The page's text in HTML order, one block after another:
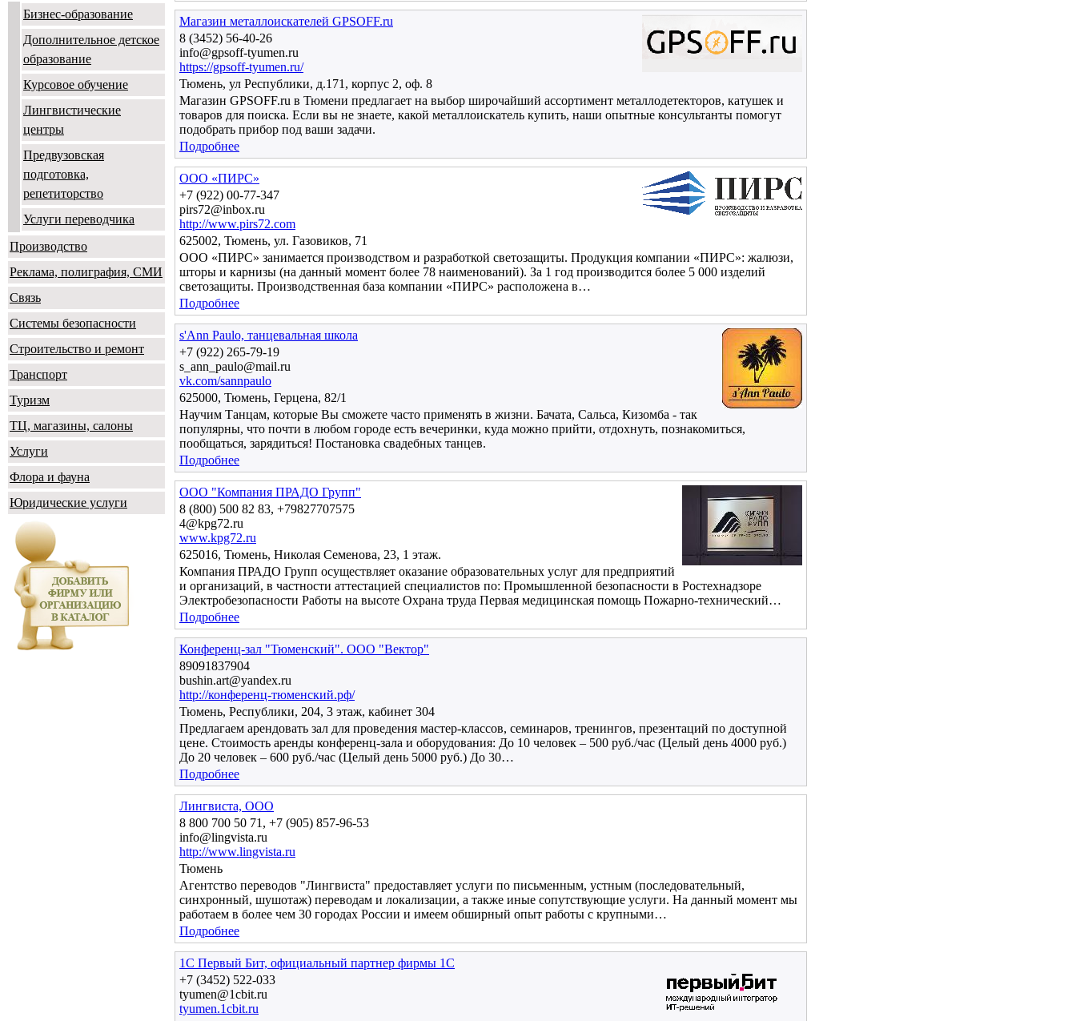
Бизнес-образование
Дополнительное детское
образование
Курсовое обучение
Лингвистические
центры
Предвузовская
подготовка,
репетиторство
Услуги переводчика
Производство
Реклама, полиграфия, СМИ
Связь
Системы безопасности
Строительство и ремонт
Транспорт
Туризм
ТЦ, магазины, салоны
Услуги
Флора и фауна
Юридические услуги
Магазин металлоискателей GPSOFF.ru
8 (3452) 56-40-26
info@gpsoff-tyumen.ru
https://gpsoff-tyumen.ru/
Тюмень, ул Республики, д.171, корпус 2, оф. 8
Магазин GPSOFF.ru в Тюмени предлагает на выбор широчайший ассортимент металлодетекторов, катушек и
товаров для поиска. Если вы не знаете, какой металлоискатель купить, наши опытные консультанты помогут
подобрать прибор под ваши задачи.
Подробнее
ООО «ПИРС»
+7 (922) 00-77-347
pirs72@inbox.ru
http://www.pirs72.com
625002, Тюмень, ул. Газовиков, 71
ООО «ПИРС» занимается производством и разработкой светозащиты. Продукция компании «ПИРС»: жалюзи,
шторы и карнизы (на данный момент более 78 наименований). За 1 год производится более 5 000 изделий
светозащиты. Производственная база компании «ПИРС» расположена в…
Подробнее
s'Ann Paulo, танцевальная школа
+7 (922) 265-79-19
s_ann_paulo@mail.ru
vk.com/sannpaulo
625000, Тюмень, Герцена, 82/1
Научим Танцам, которые Вы сможете часто применять в жизни. Бачата, Сальса, Кизомба - так
популярны, что почти в любом городе есть вечеринки, куда можно прийти, отдохнуть, познакомиться,
пообщаться, зарядиться! Постановка свадебных танцев.
Подробнее
ООО "Компания ПРАДО Групп"
8 (800) 500 82 83, +79827707575
4@kpg72.ru
www.kpg72.ru
625016, Тюмень, Николая Семенова, 23, 1 этаж.
Компания ПРАДО Групп осуществляет оказание образовательных услуг для предприятий
и организаций, в частности аттестацией специалистов по: Промышленной безопасности в Ростехнадзоре
Электробезопасности Работы на высоте Охрана труда Первая медицинская помощь Пожарно-технический…
Подробнее
Конференц-зал "Тюменский". ООО "Вектор"
89091837904
bushin.art@yandex.ru
http://конференц-тюменский.рф/
Тюмень, Республики, 204, 3 этаж, кабинет 304
Предлагаем арендовать зал для проведения мастер-классов, семинаров, тренингов, презентаций по доступной
цене. Стоимость аренды конференц-зала и оборудования: До 10 человек – 500 руб./час (Целый день 4000 руб.)
До 20 человек – 600 руб./час (Целый день 5000 руб.) До 30…
Подробнее
Лингвиста, ООО
8 800 700 50 71, +7 (905) 857-96-53
info@lingvista.ru
http://www.lingvista.ru
Тюмень
Агентство переводов "Лингвиста" предоставляет услуги по письменным, устным (последовательный,
синхронный, шушотаж) переводам и локализации, а также иные сопутствующие услуги. На данный момент мы
работаем в более чем 30 городах России и имеем обширный опыт работы с крупными…
Подробнее
1С Первый Бит, официальный партнер фирмы 1С
+7 (3452) 522-033
tyumen@1cbit.ru
tyumen.1cbit.ru